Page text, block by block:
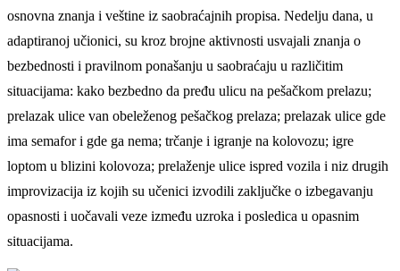
osnovna znanja i veštine iz saobraćajnih propisa. Nedelju dana, u
adaptiranoj učionici, su kroz brojne aktivnosti usvajali znanja o
bezbednosti i pravilnom ponašanju u saobraćaju u različitim
situacijama: kako bezbedno da pređu ulicu na pešačkom prelazu;
prelazak ulice van obeleženog pešačkog prelaza; prelazak ulice gde
ima semafor i gde ga nema; trčanje i igranje na kolovozu; igre
loptom u blizini kolovoza; prelaženje ulice ispred vozila i niz drugih
improvizacija iz kojih su učenici izvodili zaključke o izbegavanju
opasnosti i uočavali veze između uzroka i posledica u opasnim
situacijama.